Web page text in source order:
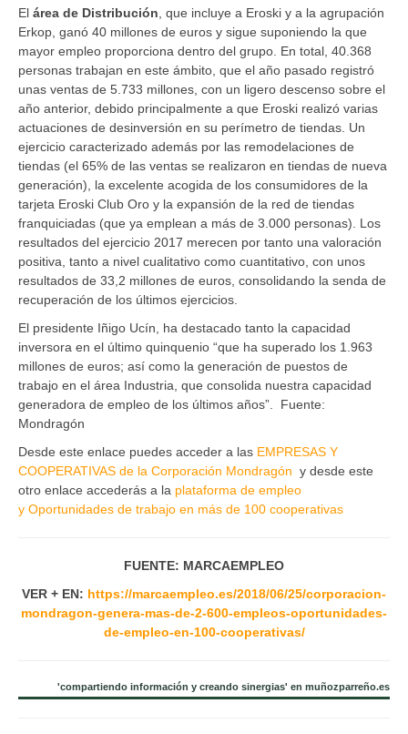
El área de Distribución , que incluye a Eroski y a la agrupación
Erkop, ganó 40 millones de euros y sigue suponiendo la que
mayor empleo proporciona dentro del grupo. En total, 40.368
personas trabajan en este ámbito, que el año pasado registró
unas ventas de 5.733 millones, con un ligero descenso sobre el
año anterior, debido principalmente a que Eroski realizó varias
actuaciones de desinversión en su perímetro de tiendas. Un
ejercicio caracterizado además por las remodelaciones de
tiendas (el 65% de las ventas se realizaron en tiendas de nueva
generación), la excelente acogida de los consumidores de la
tarjeta Eroski Club Oro y la expansión de la red de tiendas
franquiciadas (que ya emplean a más de 3.000 personas). Los
resultados del ejercicio 2017 merecen por tanto una valoración
positiva, tanto a nivel cualitativo como cuantitativo, con unos
resultados de 33,2 millones de euros, consolidando la senda de
recuperación de los últimos ejercicios.
El presidente Iñigo Ucín, ha destacado tanto la capacidad
inversora en el último quinquenio “que ha superado los 1.963
millones de euros; así como la generación de puestos de
trabajo en el área Industria, que consolida nuestra capacidad
generadora de empleo de los últimos años”. Fuente:
Mondragón
Desde este enlace puedes acceder a las EMPRESAS Y
COOPERATIVAS de la Corporación Mondragón y desde este
otro enlace accederás a la plataforma de empleo
y Oportunidades de trabajo en más de 100 cooperativas
FUENTE: MARCAEMPLEO
VER + EN: https://marcaempleo.es/2018/06/25/corporacion-
mondragon-genera-mas-de-2-600-empleos-oportunidades-
de-empleo-en-100-cooperativas/
'compartiendo información y creando sinergias' en muñozparreño.es